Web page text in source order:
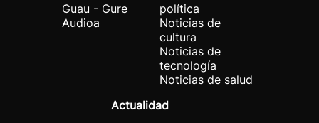
Guau - Gure
Audioa
política
Noticias de
cultura
Noticias de
tecnología
Noticias de salud
Actualidad